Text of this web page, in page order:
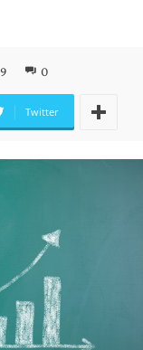
0
Twitter